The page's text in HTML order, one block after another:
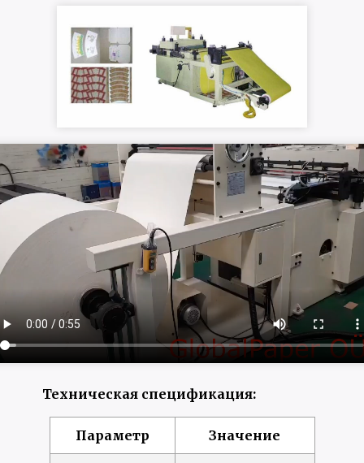
Техническая спецификация:
Параметр Значение